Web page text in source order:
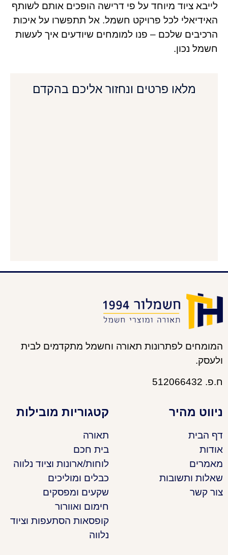
לייבא ציוד מיוחד על פי דרישה הופכים אותם לשותף
האידיאלי לכל פרויקט חשמל. אל תתפשרו על איכות
הרכיבים שלכם – פנו למומחים שיודעים איך לעשות
חשמל נכון.
מלאו פרטים ונחזור אליכם בהקדם
המומחים לפתרונות תאורה וחשמל מתקדמים לבית
ולעסק.
ח.פ. 512066432
ניווט מהיר
דף הבית
אודות
מאמרים
שאלות ותשובות
צור קשר
קטגוריות מובילות
תאורה
בית חכם
לוחות/ארונות וציוד נלווה
כבלים ומוליכים
שקעים ומפסקים
חימום ואוורור
קופסאות הסתעפות וציוד
נלווה